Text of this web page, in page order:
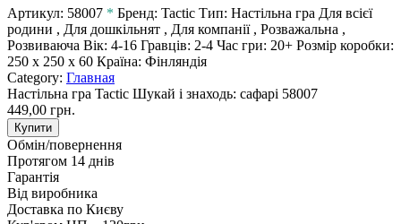
Артикул: 58007 * Бренд: Tactic Тип: Настільна гра Для всієї
родини , Для дошкільнят , Для компанії , Розважальна ,
Розвиваюча Вік: 4-16 Гравців: 2-4 Час гри: 20+ Розмір коробки:
250 х 250 х 60 Країна: Фінляндія
Category: Главная
Настільна гра Tactic Шукай і знаходь: сафарі 58007
449,00 грн.
Купити
Обмін/повернення
Протягом 14 днів
Гарантія
Від виробника
Доставка по Києву